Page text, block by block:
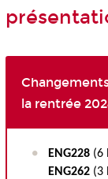
la rentrée
ENG228(6
ENG262(3